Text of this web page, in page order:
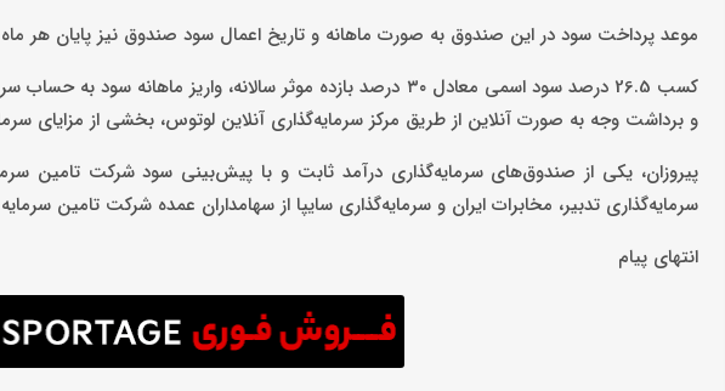
موعد پرداخت سود در این صندوق به صورت ماهانه و تاریخ اعمال سود صندوق نیز پایان هر
کسب 26.5 درصد سود اسمی معادل ۳۰ درصد بازده موثر سالانه، واریز
و برداشت وجه به صورت آنلاین از طریق مرکز سرمایه‌گذاری آنلاین لوتوس، بخشی از مزایای
پیروزان، یکی از صندوق‌های سرمایه‌گذاری درآمد ثابت و با پیش‌بینی سود شرکت تامین
سرمایه‌گذاری تدبیر، مخابرات ایران و سرمایه‌گذاری سایپا از سهامداران عمده شرکت تامین
انتهای پیام